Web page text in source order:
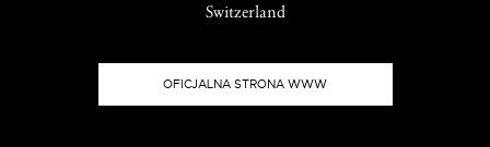
Switzerland
OFICJALNA STRONA WWW